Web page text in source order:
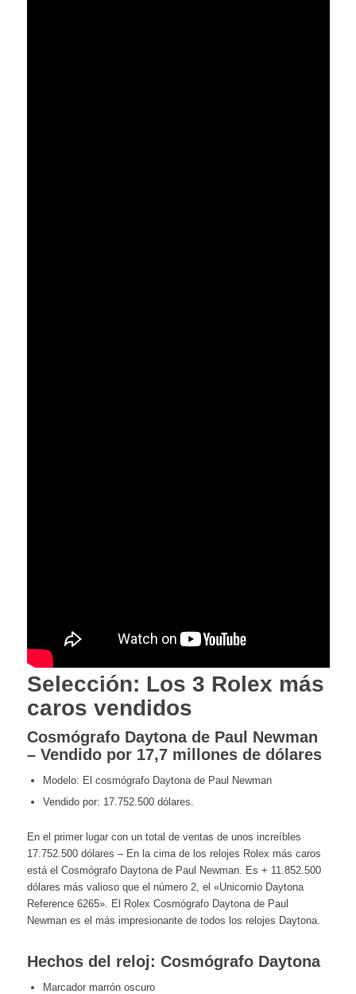
Selección: Los 3 Rolex más
caros vendidos
Cosmógrafo Daytona de Paul Newman
– Vendido por 17,7 millones de dólares
Modelo: El cosmógrafo Daytona de Paul Newman
Vendido por: 17.752.500 dólares.
En el primer lugar con un total de ventas de unos increíbles
17.752.500 dólares – En la cima de los relojes Rolex más caros
está el Cosmógrafo Daytona de Paul Newman. Es + 11.852.500
dólares más valioso que el número 2, el «Unicornio Daytona
Reference 6265». El Rolex Cosmógrafo Daytona de Paul
Newman es el más impresionante de todos los relojes Daytona.
Hechos del reloj: Cosmógrafo Daytona
Marcador marrón oscuro